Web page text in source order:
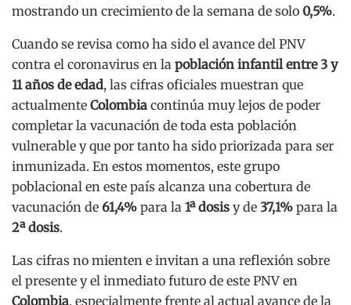
mostrando un crecimiento de la semana de solo 0,5%.
Cuando se revisa como ha sido el avance del PNV
contra el coronavirus en la población infantil entre 3 y
11 años de edad, las cifras oficiales muestran que
actualmente Colombia continúa muy lejos de poder
completar la vacunación de toda esta población
vulnerable y que por tanto ha sido priorizada para ser
inmunizada. En estos momentos, este grupo
poblacional en este país alcanza una cobertura de
vacunación de 61,4% para la 1ª dosis y de 37,1% para la
2ª dosis.
Las cifras no mienten e invitan a una reflexión sobre
el presente y el inmediato futuro de este PNV en
Colombia, especialmente frente al actual avance de la